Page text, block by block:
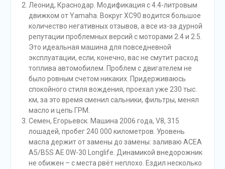
Леонид, Краснодар. Модификация с 4.4-литровым
движком от Yamaha. Вокруг ХС90 водится большое
количество негативных отзывов, а все из-за дурной
репутации проблемных версий с моторами 2.4 и 2.5.
Это идеальная машина для повседневной
эксплуатации, если, конечно, вас не смутит расход
топлива автомобилем. Проблем с двигателем не
было ровным счетом никаких. Придерживаюсь
спокойного стиля вождения, проехал уже 230 тыс.
км, за это время сменил сальники, фильтры, менял
масло и цепь ГРМ.
Семен, Егорьевск. Машина 2006 года, V8, 315
лошадей, пробег 240 000 километров. Уровень
масла держит от замены до замены: заливаю ACEA
A5/B5S AE 0W-30 Longlife. Динамикой внедорожник
не обижен – с места рвёт неплохо. Ездил несколько